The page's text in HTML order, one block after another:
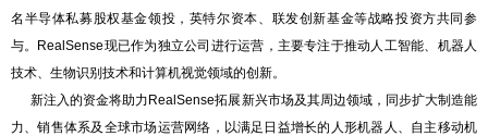
名半导体私募股权基金领投，英特尔资本、联发创新基金等战略投资方共同参
与。RealSense现已作为独立公司进行运营，主要专注于推动人工智能、机器人
技术、生物识别技术和计算机视觉领域的创新。
新注入的资金将助力RealSense拓展新兴市场及其周边领域，同步扩大制造能
力、销售体系及全球市场运营网络，以满足日益增长的人形机器人、自主移动机